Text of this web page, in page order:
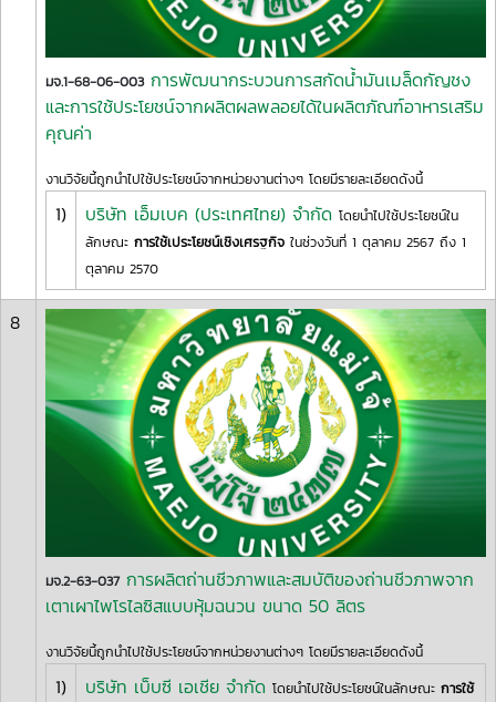
มจ.1-68-06-003 การพัฒนากระบวนการสกัดน้ำมันเมล็ดกัญชง
และการใช้ประโยชน์จากผลิตผลพลอยได้ในผลิตภัณฑ์อาหารเสริม
คุณค่า
งานวิจัยนี้ถูกนำไปใช้ประโยชน์จากหน่วยงานต่างๆ โดยมีรายละเอียดดังนี้
1) บริษัท เอ็มเบค (ประเทศไทย) จำกัด โดยนำไปใช้ประโยชน์ใน
ลักษณะ การใช้เประโยชน์เชิงเศรฐกิจ ในช่วงวันที่ 1 ตุลาคม 2567 ถึง 1
ตุลาคม 2570
8
มจ.2-63-037 การผลิตถ่านชีวภาพและสมบัติของถ่านชีวภาพจาก
เตาเผาไพโรไลซิสแบบหุ้มฉนวน ขนาด 50 ลิตร
งานวิจัยนี้ถูกนำไปใช้ประโยชน์จากหน่วยงานต่างๆ โดยมีรายละเอียดดังนี้
1) บริษัท เบ็บซี เอเชีย จำกัด โดยนำไปใช้ประโยชน์ในลักษณะ การใช้